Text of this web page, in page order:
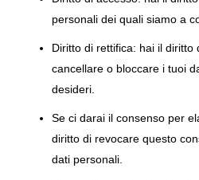
personali dei quali siamo a
Diritto di rettifica: hai il diritto
cancellare o bloccare i tuoi
desideri.
Se ci darai il consenso per
diritto di revocare questo
dati personali.